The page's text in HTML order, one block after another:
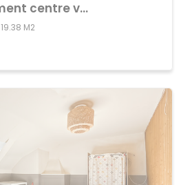
Achat Appartement centre ville
19.38 M2